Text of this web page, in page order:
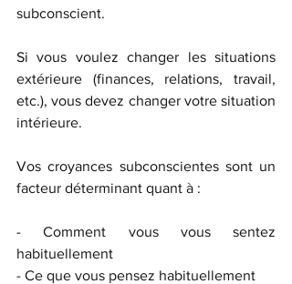
subconscient.
Si vous voulez changer les situations
extérieure (finances, relations, travail,
etc.), vous devez changer votre situation
intérieure.
Vos croyances subconscientes sont un
facteur déterminant quant à :
- Comment vous vous sentez
habituellement
- Ce que vous pensez habituellement